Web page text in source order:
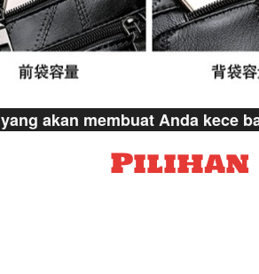
yang akan membuat Anda kece
Pilihan